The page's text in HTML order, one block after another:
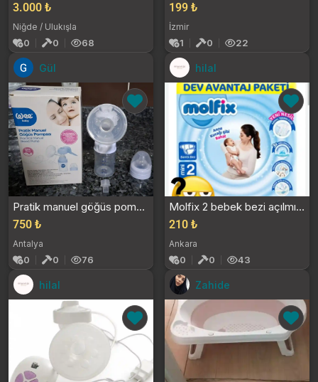
3.000 ₺
Niğde / Ulukışla
0 0 68
199 ₺
İzmir
1 0 22
Gül
Pratik manuel göğüs pompası
750 ₺
Antalya
0 0 76
hilal
Molfix 2 bebek bezi açılmıö paket elimde 70 adet k...
210 ₺
Ankara
0 0 43
hilal Zahide